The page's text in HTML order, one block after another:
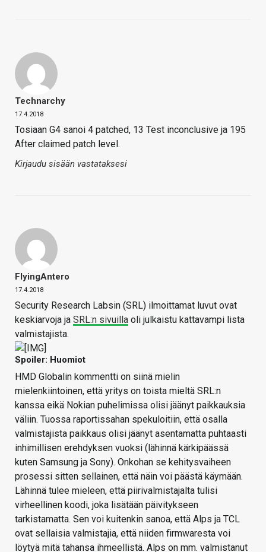
Technarchy
17.4.2018
Tosiaan G4 sanoi 4 patched, 13 Test inconclusive ja 195
After claimed patch level.
Kirjaudu sisään vastataksesi
FlyingAntero
17.4.2018
Security Research Labsin (SRL) ilmoittamat luvut ovat
keskiarvoja ja SRL:n sivuilla oli julkaistu kattavampi lista
valmistajista.
Spoiler: Huomiot
HMD Globalin kommentti on siinä mielin
mielenkiintoinen, että yritys on toista mieltä SRL:n
kanssa eikä Nokian puhelimissa olisi jäänyt paikkauksia
väliin. Tuossa raportissahan spekuloitiin, että osalla
valmistajista paikkaus olisi jäänyt asentamatta puhtaasti
inhimillisen erehdyksen vuoksi (lähinnä kärkipäässä
kuten Samsung ja Sony). Onkohan se kehitysvaiheen
prosessi sitten sellainen, että näin voi päästä käymään.
Lähinnä tulee mieleen, että piirivalmistajalta tulisi
virheellinen koodi, joka lisätään päivitykseen
tarkistamatta. Sen voi kuitenkin sanoa, että Alps ja TCL
ovat sellaisia valmistajia, että niiden firmwaresta voi
löytyä mitä tahansa ihmeellistä. Alps on mm. valmistanut